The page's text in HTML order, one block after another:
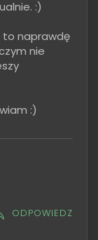
:)
to naprawdę
nie
:)
ODPOWIEDZ